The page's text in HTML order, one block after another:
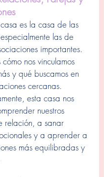
es la casa de las
las de
importantes.
nos vinculamos
y qué buscamos en
cercanas.
esta casa nos
nuestros
relación, a sanar
y a aprender a
más equilibradas y